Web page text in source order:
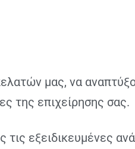
μας, να
της επιχείρησης σας.
εξειδικευμένες